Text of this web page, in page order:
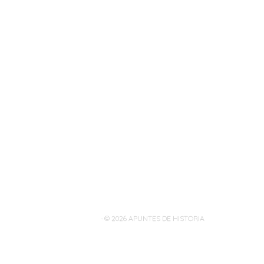
· © 2026 APUNTES DE HISTORIA